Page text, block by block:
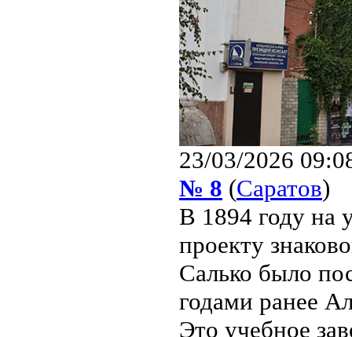
23/03/2026
№ 8 (Саратов)
В 1894 году на
проекту
Салько было
годами ранее
Это учебное